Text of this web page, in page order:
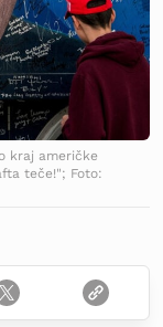
kraj američke
teče!"; Foto: